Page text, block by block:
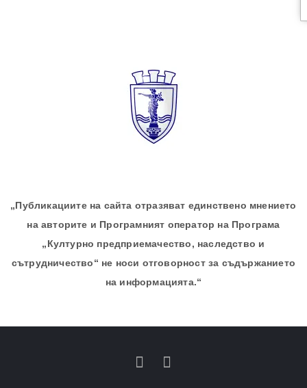
„Публикациите на сайта отразяват единствено мнението
на авторите и Програмният оператор на Програма
„Културно предприемачество, наследство и
сътрудничество“ не носи отговорност за съдържанието
на информацията.“